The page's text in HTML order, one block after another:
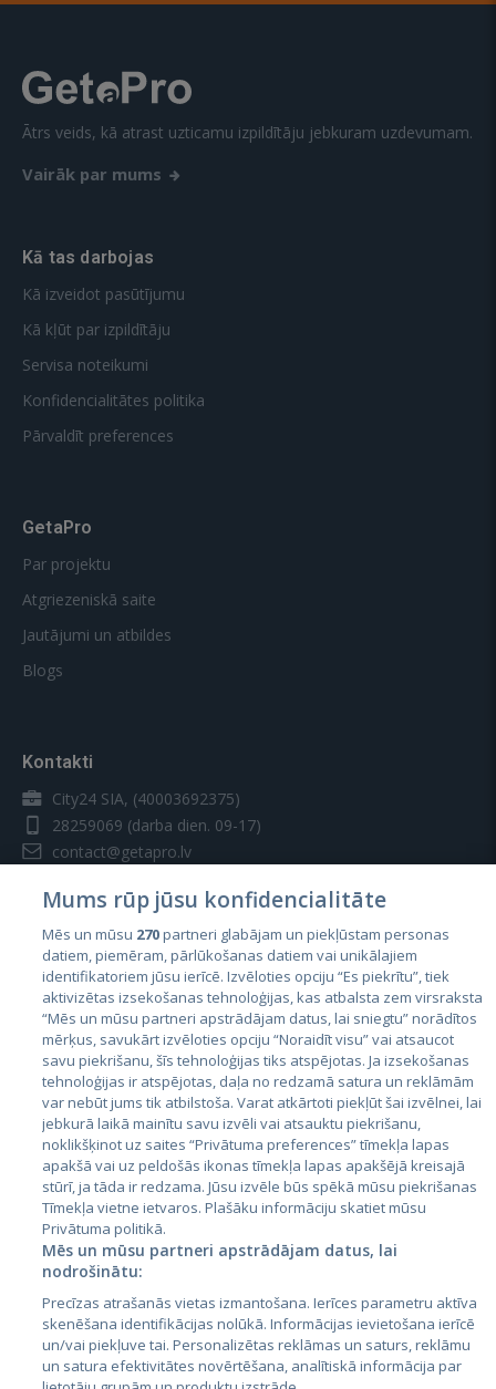
Ātrs veids, kā atrast uzticamu izpildītāju jebkuram uzdevumam.
Vairāk par mums
Kā tas darbojas
Kā izveidot pasūtījumu
Kā kļūt par izpildītāju
Servisa noteikumi
Konfidencialitātes politika
Pārvaldīt preferences
GetaPro
Par projektu
Atgriezeniskā saite
Jautājumi un atbildes
Blogs
Kontakti
City24 SIA, (40003692375)
28259069 (darba dien. 09-17)
contact@getapro.lv
Valstis
Igaunija
Latvija
Lietuva
City24.lv
City24.ee
GetaPro.lv
GetaPro.ee
CVbankas.lt
Kainos.lt
Paslaugos.lt
auto24.ee
Mums rūp jūsu konfidencialitāte
Mēs un mūsu 270partneri glabājam un piekļūstam personas
datiem, piemēram, pārlūkošanas datiem vai unikālajiem
identifikatoriem jūsu ierīcē. Izvēloties opciju “Es piekrītu”, tiek
aktivizētas izsekošanas tehnoloģijas, kas atbalsta zem virsraksta
“Mēs un mūsu partneri apstrādājam datus, lai sniegtu” norādītos
mērķus, savukārt izvēloties opciju “Noraidīt visu” vai atsaucot
savu piekrišanu, šīs tehnoloģijas tiks atspējotas. Ja izsekošanas
tehnoloģijas ir atspējotas, daļa no redzamā satura un reklāmām
var nebūt jums tik atbilstoša. Varat atkārtoti piekļūt šai izvēlnei, lai
jebkurā laikā mainītu savu izvēli vai atsauktu piekrišanu,
noklikšķinot uz saites “Privātuma preferences” tīmekļa lapas
apakšā vai uz peldošās ikonas tīmekļa lapas apakšējā kreisajā
stūrī, ja tāda ir redzama. Jūsu izvēle būs spēkā mūsu piekrišanas
Tīmekļa vietne ietvaros. Plašāku informāciju skatiet mūsu
Privātuma politikā.
Mēs un mūsu partneri apstrādājam datus, lai
nodrošinātu:
Precīzas atrašanās vietas izmantošana. Ierīces parametru aktīva
skenēšana identifikācijas nolūkā. Informācijas ievietošana ierīcē
un/vai piekļuve tai. Personalizētas reklāmas un saturs, reklāmu
un satura efektivitātes novērtēšana, analītiskā informācija par